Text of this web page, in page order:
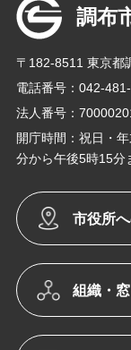
調布
〒182-8511 東京都
電話番号：042-481-
法人番号：
開庁時間：祝日・
分から午後5時15分
市役所
組織・